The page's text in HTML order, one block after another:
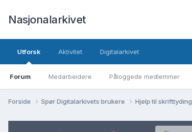
Nasjonalarkivet
Utforsk
Forum Medarbeidere Påloggede medlemmer
Aktivitet Digitalarkivet
Forside Spør Digitalarkivets brukere Hjelp til skrifttyding